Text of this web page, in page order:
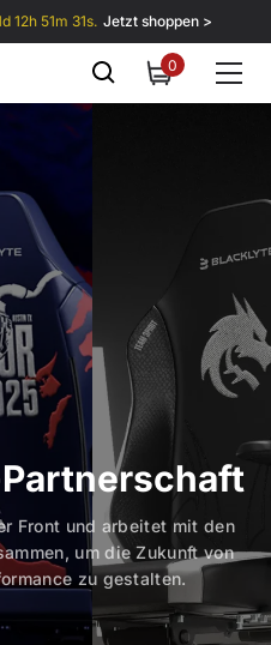
12h 51m 29s. Jetzt shoppen >
00
items
Front und arbeitet mit den
um die Zukunft von
zu gestalten.